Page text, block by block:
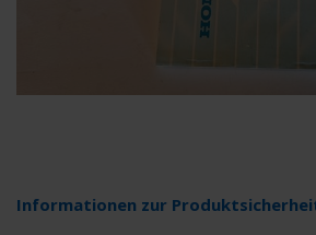
Informationen zur